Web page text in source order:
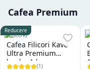
Cafea Premium
Reducere
FILICORI
Cafea Filicori Kave
Ultra Premium
boabe 1 kg
(1)